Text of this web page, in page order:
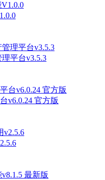
平台v3.5.3
v6.0.24 官方版